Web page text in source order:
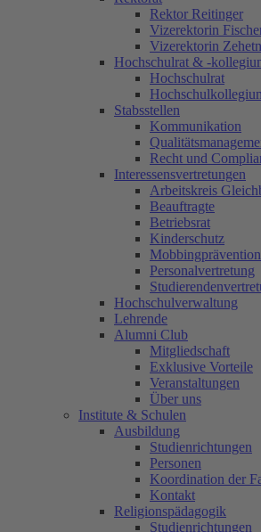
Rektor Reitinger
Vizerektorin
Vizerektorin
Hochschulrat & -
Hochschulrat
Stabsstellen
Kommunikation
Recht und
Interessensvertretungen
Arbeitskreis
Beauftragte
Betriebsrat
Kinderschutz
Mobbingprävention
Personalvertretung
Hochschulverwaltung
Lehrende
Alumni Club
Mitgliedschaft
Exklusive Vorteile
Veranstaltungen
Über uns
Institute & Schulen
Ausbildung
Studienrichtungen
Personen
Koordination der
Kontakt
Religionspädagogik
Studienrichtungen